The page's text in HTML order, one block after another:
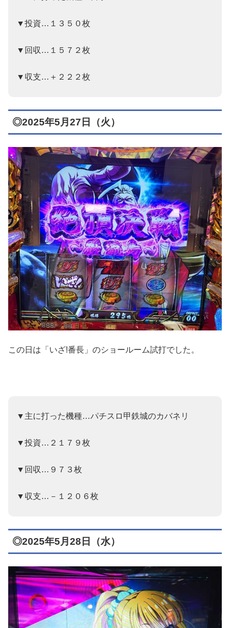
▼投資…１３５０枚
▼回収…１５７２枚
▼収支…＋２２２枚
◎2025年5月27日（火）
この日は「いざ!番長」のショールーム試打でした。
▼主に打った機種…パチスロ甲鉄城のカバネリ
▼投資…２１７９枚
▼回収…９７３枚
▼収支…－１２０６枚
◎2025年5月28日（水）